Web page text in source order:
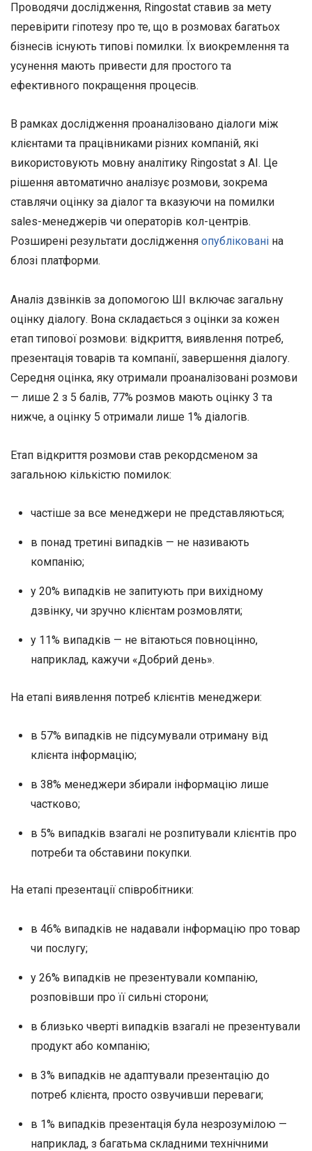
Проводячи дослідження, Ringostat ставив за мету
перевірити гіпотезу про те, що в розмовах багатьох
бізнесів існують типові помилки. Їх виокремлення та
усунення мають привести для простого та
ефективного покращення процесів.
В рамках дослідження проаналізовано діалоги між
клієнтами та працівниками різних компаній, які
використовують мовну аналітику Ringostat з AI. Це
рішення автоматично аналізує розмови, зокрема
ставлячи оцінку за діалог та вказуючи на помилки
sales-менеджерів чи операторів кол-центрів.
Розширені результати дослідження опубліковані на
блозі платформи.
Аналіз дзвінків за допомогою ШІ включає загальну
оцінку діалогу. Вона складається з оцінки за кожен
етап типової розмови: відкриття, виявлення потреб,
презентація товарів та компанії, завершення діалогу.
Середня оцінка, яку отримали проаналізовані розмови
— лише 2 з 5 балів, 77% розмов мають оцінку 3 та
нижче, а оцінку 5 отримали лише 1% діалогів.
Етап відкриття розмови став рекордсменом за
загальною кількістю помилок:
частіше за все менеджери не представляються;
в понад третині випадків — не називають
компанію;
у 20% випадків не запитують при вихідному
дзвінку, чи зручно клієнтам розмовляти;
у 11% випадків — не вітаються повноцінно,
наприклад, кажучи «Добрий день».
На етапі виявлення потреб клієнтів менеджери:
в 57% випадків не підсумували отриману від
клієнта інформацію;
в 38% менеджери збирали інформацію лише
частково;
в 5% випадків взагалі не розпитували клієнтів про
потреби та обставини покупки.
На етапі презентації співробітники:
в 46% випадків не надавали інформацію про товар
чи послугу;
у 26% випадків не презентували компанію,
розповівши про її сильні сторони;
в близько чверті випадків взагалі не презентували
продукт або компанію;
в 3% випадків не адаптували презентацію до
потреб клієнта, просто озвучивши переваги;
в 1% випадків презентація була незрозумілою —
наприклад, з багатьма складними технічними